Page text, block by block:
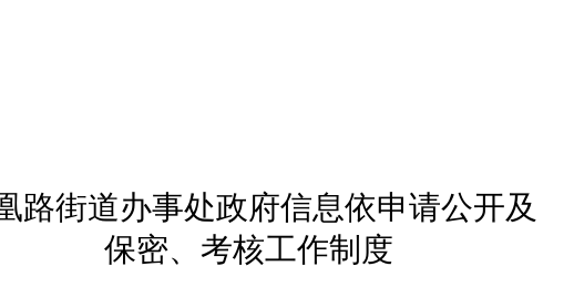
路街道办事处政府信息依申请公开及
保密、考核工作制度